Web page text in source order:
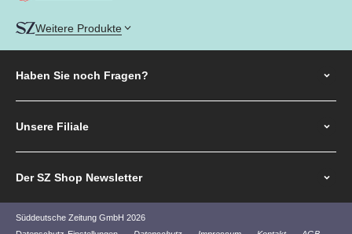
Weitere Produkte
Haben Sie noch Fragen?
Unsere Filiale
Der SZ Shop Newsletter
Süddeutsche Zeitung GmbH 2026